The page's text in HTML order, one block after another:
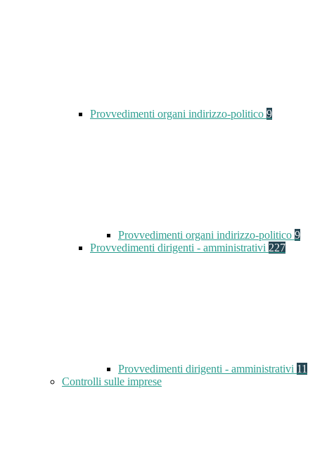
Provvedimenti organi indirizzo-politico 9
Provvedimenti organi indirizzo-politico 9
Provvedimenti dirigenti - amministrativi 227
Provvedimenti dirigenti - amministrativi 11
Controlli sulle imprese